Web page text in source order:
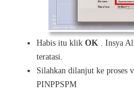
Habis itu klik OK . Insya
teratasi.
Silahkan dilanjut ke proses
PINPPSPM